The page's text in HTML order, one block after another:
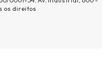
os direitos